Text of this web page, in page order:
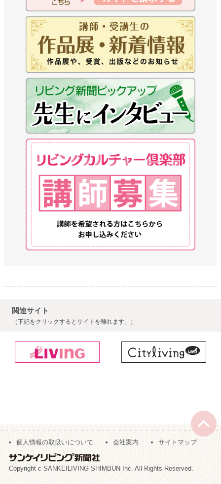
関連サイト
（下記をクリックするとサイトを離れます。）
個人情報の取扱いについて 会社案内 サイトマップ
Copyright c SANKEILIVING SHIMBUN Inc. All Rights Reserved.